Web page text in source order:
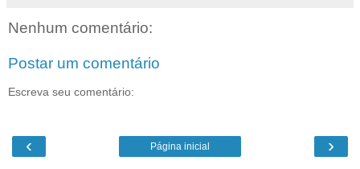
Nenhum comentário:
Postar um comentário
Escreva seu comentário:
‹ ›
Página inicial